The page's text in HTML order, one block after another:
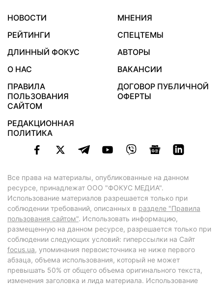
НОВОСТИ
МНЕНИЯ
РЕЙТИНГИ
СПЕЦТЕМЫ
ДЛИННЫЙ ФОКУС
АВТОРЫ
О НАС
ВАКАНСИИ
ПРАВИЛА
ПОЛЬЗОВАНИЯ
САЙТОМ
ДОГОВОР ПУБЛИЧНОЙ
ОФЕРТЫ
РЕДАКЦИОННАЯ
ПОЛИТИКА
Все права на материалы, опубликованные на данном
ресурсе, принадлежат ООО "ФОКУС МЕДИА".
Использование материалов разрешается только при
соблюдении требований, описанных в разделе "Правила
пользования сайтом". Использовать информацию,
размещенную на данном ресурсе, разрешается только при
соблюдении следующих условий: гиперссылки на Сайт
focus.ua, упоминания первоисточника не ниже первого
абзаца, объема использования, который не может
превышать 50% от общего объема оригинального текста,
изменения заголовка и лида материала. Использование